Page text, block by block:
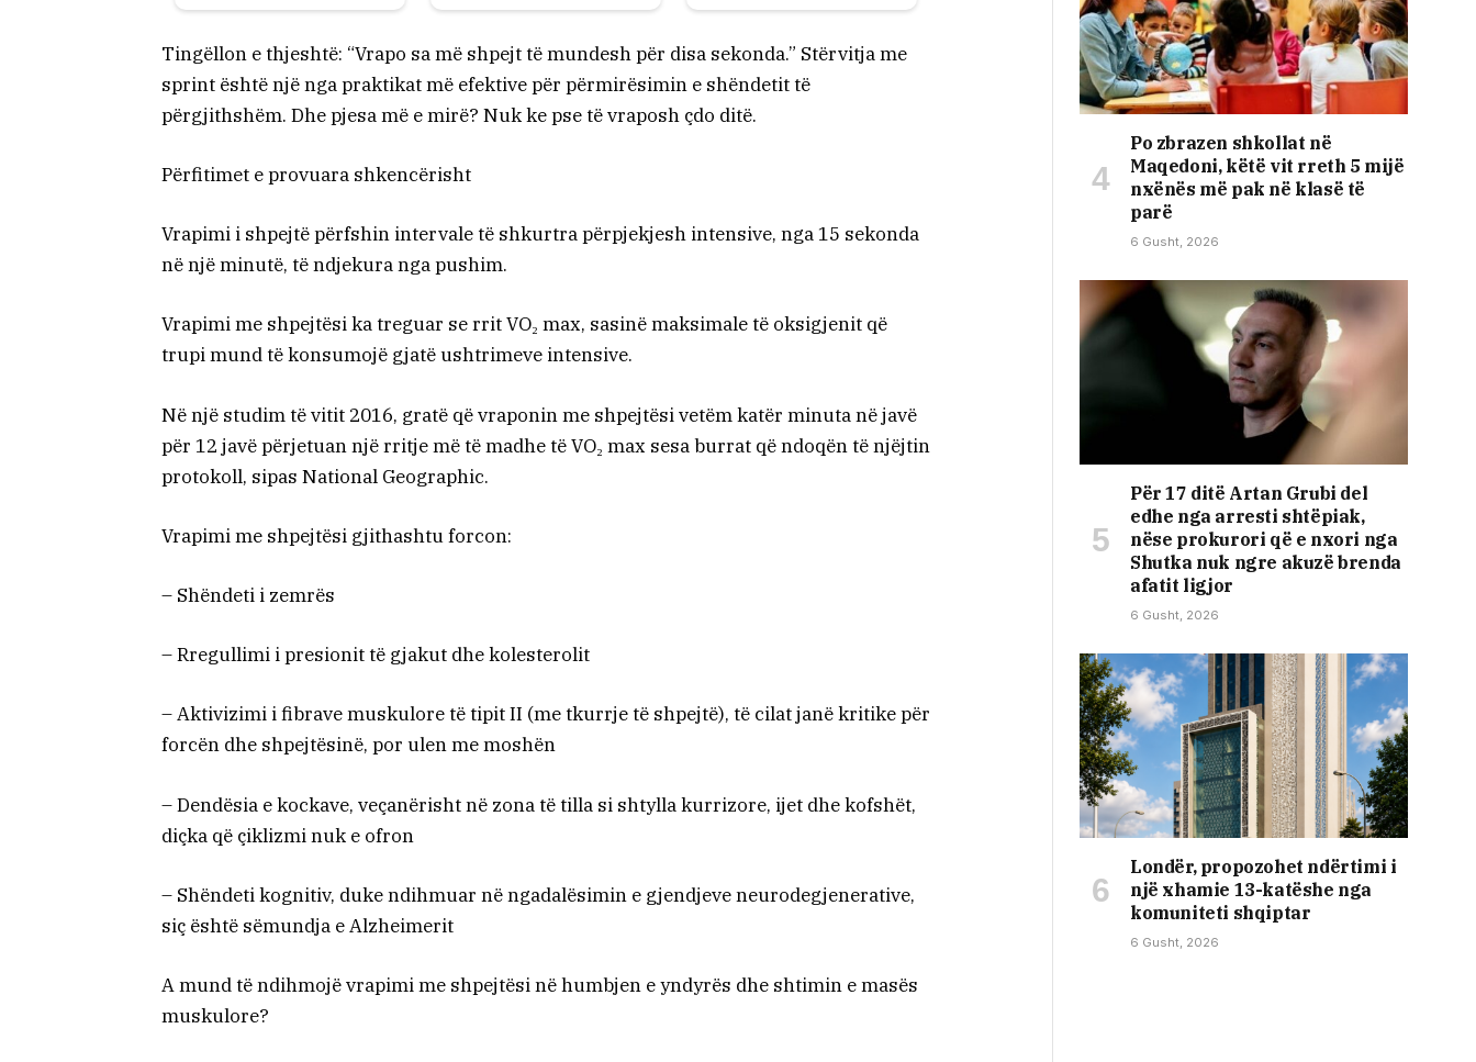
Tingëllon e thjeshtë: “Vrapo sa më shpejt të mundesh për disa sekonda.” Stërvitja me
sprint është një nga praktikat më efektive për përmirësimin e shëndetit të
përgjithshëm. Dhe pjesa më e mirë? Nuk ke pse të vraposh çdo ditë.
Përfitimet e provuara shkencërisht
Vrapimi i shpejtë përfshin intervale të shkurtra përpjekjesh intensive, nga 15 sekonda
në një minutë, të ndjekura nga pushim.
Vrapimi me shpejtësi ka treguar se rrit VO₂ max, sasinë maksimale të oksigjenit që
trupi mund të konsumojë gjatë ushtrimeve intensive.
Në një studim të vitit 2016, gratë që vraponin me shpejtësi vetëm katër minuta në javë
për 12 javë përjetuan një rritje më të madhe të VO₂ max sesa burrat që ndoqën të njëjtin
protokoll, sipas National Geographic.
Vrapimi me shpejtësi gjithashtu forcon:
– Shëndeti i zemrës
– Rregullimi i presionit të gjakut dhe kolesterolit
– Aktivizimi i fibrave muskulore të tipit II (me tkurrje të shpejtë), të cilat janë kritike për
forcën dhe shpejtësinë, por ulen me moshën
– Dendësia e kockave, veçanërisht në zona të tilla si shtylla kurrizore, ijet dhe kofshët,
diçka që çiklizmi nuk e ofron
– Shëndeti kognitiv, duke ndihmuar në ngadalësimin e gjendjeve neurodegjenerative,
siç është sëmundja e Alzheimerit
A mund të ndihmojë vrapimi me shpejtësi në humbjen e yndyrës dhe shtimin e masës
muskulore?
Po zbrazen shkollat në
Maqedoni, këtë vit rreth 5 mijë
nxënës më pak në klasë të
parë
6 Gusht, 2026
Për 17 ditë Artan Grubi del
edhe nga arresti shtëpiak,
nëse prokurori që e nxori nga
Shutka nuk ngre akuzë brenda
afatit ligjor
6 Gusht, 2026
Londër, propozohet ndërtimi i
një xhamie 13-katëshe nga
komuniteti shqiptar
6 Gusht, 2026